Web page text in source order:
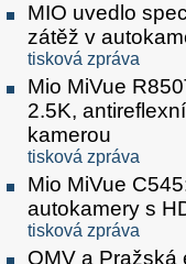
MIO uvedlo
zátěž v
tisková zpráva
Mio MiVue
2.5K,
kamerou
tisková zpráva
Mio MiVue
autokamery s
tisková zpráva
OMV a Pražská